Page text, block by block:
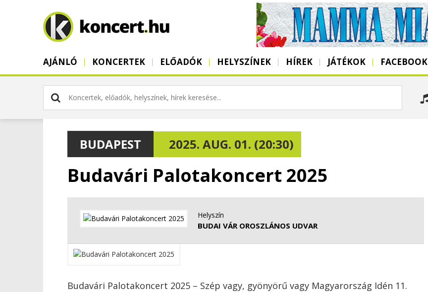
AJÁNLÓ KONCERTEK ELŐADÓK HELYSZÍNEK HÍREK JÁTÉKOK FACEBOOK
BUDAPEST 2025. AUG. 01. (20:30)
Budavári Palotakoncert 2025
Helyszín
BUDAI VÁR OROSZLÁNOS UDVAR
Budavári Palotakoncert 2025 – Szép vagy, gyönyörű vagy Magyarország Idén 11.